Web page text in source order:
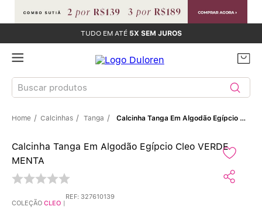
TUDO EM ATÉ 5X SEM JUROS
Buscar produtos
Calcinhas Tanga Calcinha Tanga Em Algodão Egípcio Cleo VERDE MENTA
Calcinha Tanga Em Algodão Egípcio Cleo VERDE
MENTA
COLEÇÃO CLEO |
REF: 327610139
TERMOS MAIS BUSCADOS
1º Sutiãs
2º Calcinhas
3 º Sutiã Bojo